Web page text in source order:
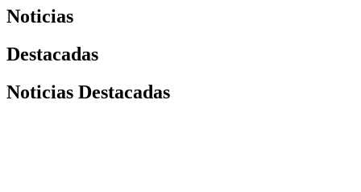
Noticias
Destacadas
Noticias Destacadas